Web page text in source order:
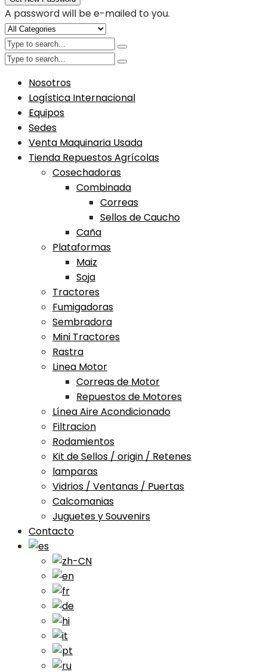
A password will be e-mailed to you.
Nosotros
Logística Internacional
Equipos
Sedes
Venta Maquinaria Usada
Tienda Repuestos Agrícolas
Cosechadoras
Combinada
Correas
Sellos de Caucho
Caña
Plataformas
Maiz
Soja
Tractores
Fumigadoras
Sembradora
Mini Tractores
Rastra
Linea Motor
Correas de Motor
Repuestos de Motores
Línea Aire Acondicionado
Filtracion
Rodamientos
Kit de Sellos / origin / Retenes
lamparas
Vidrios / Ventanas / Puertas
Calcomanias
Juguetes y Souvenirs
Contacto